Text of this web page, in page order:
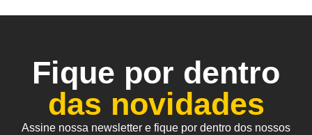
Fique por dentro
das novidades
Assine nossa newsletter e fique por dentro dos nossos